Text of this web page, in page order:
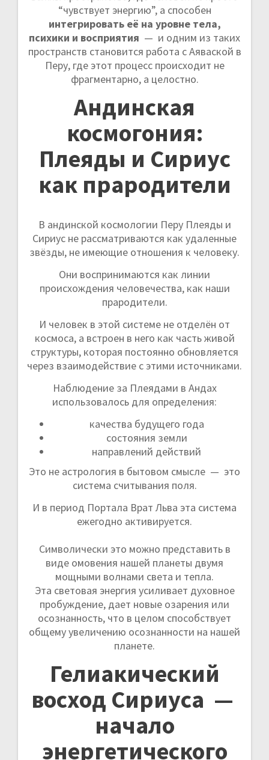
“чувствует энергию”, а способен
интегрировать её на уровне тела,
психики и восприятия — и одним из таких
пространств становится работа с Аяваской в
Перу, где этот процесс происходит не
фрагментарно, а целостно.
Андинская
космогония:
Плеяды и Сириус
как прародители
В андинской космологии Перу Плеяды и
Сириус не рассматриваются как удаленные
звёзды, не имеющие отношения к человеку.
Они воспринимаются как линии
происхождения человечества, как наши
прародители.
И человек в этой системе не отделён от
космоса, а встроен в него как часть живой
структуры, которая постоянно обновляется
через взаимодействие с этими источниками.
Наблюдение за Плеядами в Андах
использовалось для определения:
качества будущего года
состояния земли
направлений действий
Это не астрология в бытовом смысле — это
система считывания поля.
И в период Портала Врат Льва эта система
ежегодно активируется.
Символически это можно представить в
виде омовения нашей планеты двумя
мощными волнами света и тепла.
Эта световая энергия усиливает духовное
пробуждение, дает новые озарения или
осознанность, что в целом способствует
общему увеличению осознанности на нашей
планете.
Гелиакический
восход Сириуса —
начало
энергетического